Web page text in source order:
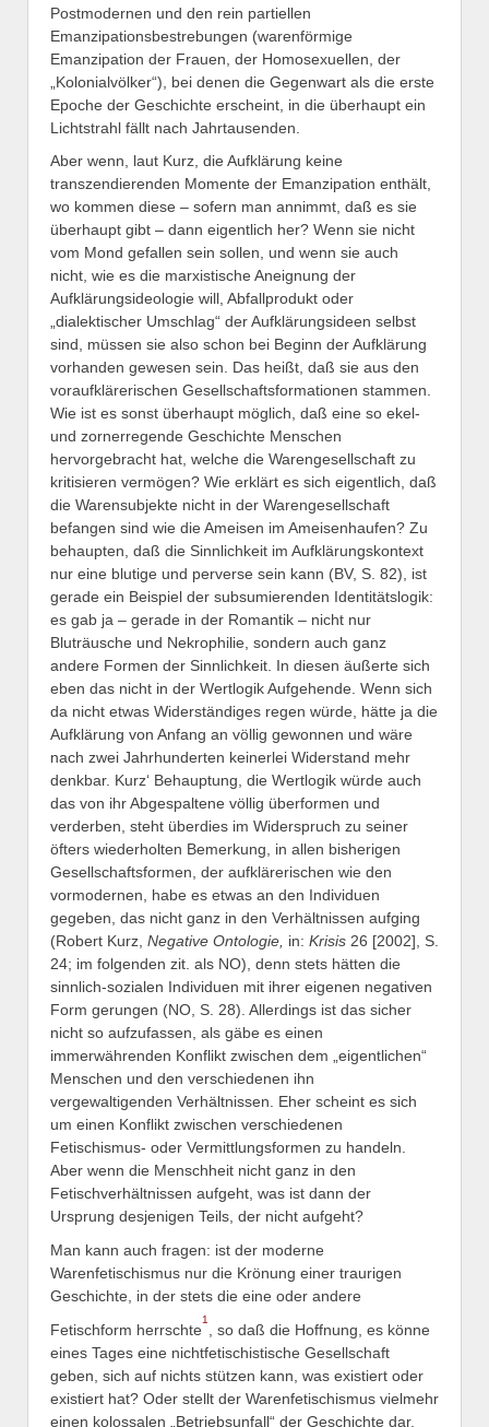
Postmodernen und den rein partiellen
Emanzipationsbestrebungen (warenförmige
Emanzipation der Frauen, der Homosexuellen, der
„Kolonialvölker“), bei denen die Gegenwart als die erste
Epoche der Geschichte erscheint, in die überhaupt ein
Lichtstrahl fällt nach Jahrtausenden.
Aber wenn, laut Kurz, die Aufklärung keine
transzendierenden Momente der Emanzipation enthält,
wo kommen diese – sofern man annimmt, daß es sie
überhaupt gibt – dann eigentlich her? Wenn sie nicht
vom Mond gefallen sein sollen, und wenn sie auch
nicht, wie es die marxistische Aneignung der
Aufklärungsideologie will, Abfallprodukt oder
„dialektischer Umschlag“ der Aufklärungsideen selbst
sind, müssen sie also schon bei Beginn der Aufklärung
vorhanden gewesen sein. Das heißt, daß sie aus den
voraufklärerischen Gesellschaftsformationen stammen.
Wie ist es sonst überhaupt möglich, daß eine so ekel-
und zornerregende Geschichte Menschen
hervorgebracht hat, welche die Warengesellschaft zu
kritisieren vermögen? Wie erklärt es sich eigentlich, daß
die Warensubjekte nicht in der Warengesellschaft
befangen sind wie die Ameisen im Ameisenhaufen? Zu
behaupten, daß die Sinnlichkeit im Aufklärungskontext
nur eine blutige und perverse sein kann (BV, S. 82), ist
gerade ein Beispiel der subsumierenden Identitätslogik:
es gab ja – gerade in der Romantik – nicht nur
Bluträusche und Nekrophilie, sondern auch ganz
andere Formen der Sinnlichkeit. In diesen äußerte sich
eben das nicht in der Wertlogik Aufgehende. Wenn sich
da nicht etwas Widerständiges regen würde, hätte ja die
Aufklärung von Anfang an völlig gewonnen und wäre
nach zwei Jahrhunderten keinerlei Widerstand mehr
denkbar. Kurz‘ Behauptung, die Wertlogik würde auch
das von ihr Abgespaltene völlig überformen und
verderben, steht überdies im Widerspruch zu seiner
öfters wiederholten Bemerkung, in allen bisherigen
Gesellschaftsformen, der aufklärerischen wie den
vormodernen, habe es etwas an den Individuen
gegeben, das nicht ganz in den Verhältnissen aufging
(Robert Kurz, Negative Ontologie, in: Krisis 26 [2002], S.
24; im folgenden zit. als NO), denn stets hätten die
sinnlich-sozialen Individuen mit ihrer eigenen negativen
Form gerungen (NO, S. 28). Allerdings ist das sicher
nicht so aufzufassen, als gäbe es einen
immerwährenden Konflikt zwischen dem „eigentlichen“
Menschen und den verschiedenen ihn
vergewaltigenden Verhältnissen. Eher scheint es sich
um einen Konflikt zwischen verschiedenen
Fetischismus- oder Vermittlungsformen zu handeln.
Aber wenn die Menschheit nicht ganz in den
Fetischverhältnissen aufgeht, was ist dann der
Ursprung desjenigen Teils, der nicht aufgeht?
Man kann auch fragen: ist der moderne
Warenfetischismus nur die Krönung einer traurigen
Geschichte, in der stets die eine oder andere
Fetischform herrschte
1
, so daß die Hoffnung, es könne
eines Tages eine nichtfetischistische Gesellschaft
geben, sich auf nichts stützen kann, was existiert oder
existiert hat? Oder stellt der Warenfetischismus vielmehr
einen kolossalen „Betriebsunfall“ der Geschichte dar,